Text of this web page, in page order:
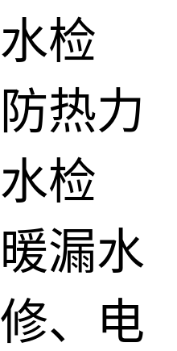
检
热力
检
漏水
、电